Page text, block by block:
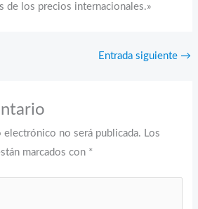
de los precios internacionales.»
Entrada siguiente →
electrónico no será publicada. Los
marcados con *